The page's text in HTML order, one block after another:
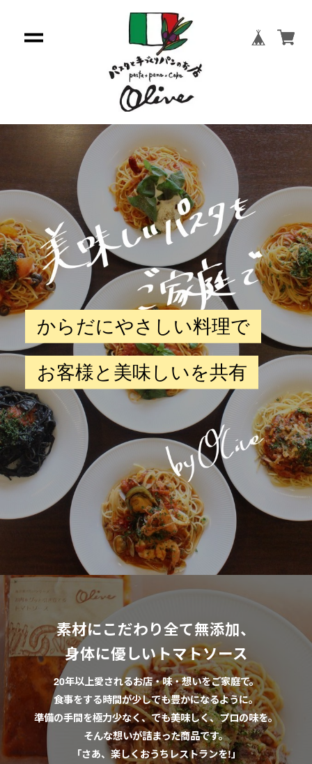
からだにやさしい料理で
お客様と美味しいを共有
素材にこだわり全て無添加、
身体に優しいトマトソース
20年以上愛されるお店・味・想いをご家庭で。
食事をする時間が少しでも豊かになるように。
準備の手間を極力少なく、でも美味しく、プロの味を。
そんな想いが詰まった商品です。
「さあ、楽しくおうちレストランを!」